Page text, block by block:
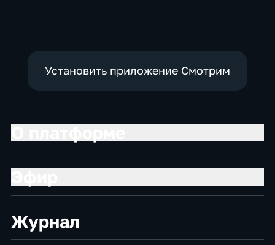
Установить приложение Смотрим
Журнал